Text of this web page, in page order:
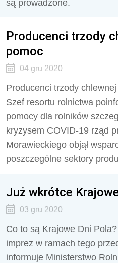
są prowadzone.
Producenci trzody
pomoc
04 gru 2020
Producenci trzody
Szef resortu rolnictwa
pomocy dla rolników
kryzysem COVID-19 rząd
Morawieckiego objął
poszczególne sektory
Już wkrótce
03 gru 2020
Co to są Krajowe Dni
imprez w ramach tego
informuje Ministerstwo